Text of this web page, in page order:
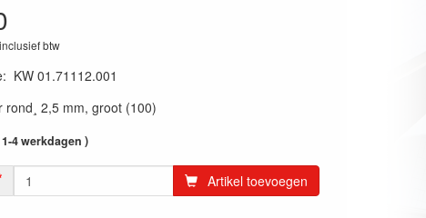
btw
: KW 01.71112.001
rond¸ 2,5 mm, groot (100)
4 werkdagen )
Artikel toevoegen